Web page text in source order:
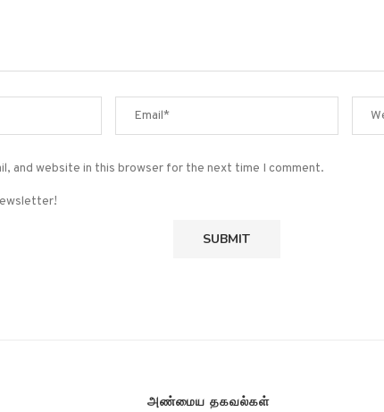
and website in this browser for the next time I comment.
அண்மைய தகவல்கள்